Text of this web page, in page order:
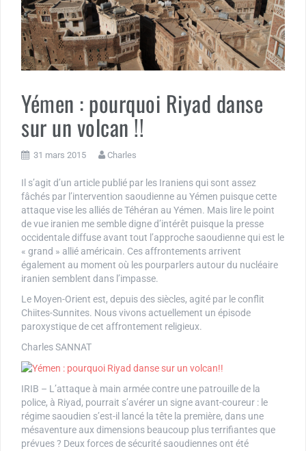
Yémen : pourquoi Riyad danse
sur un volcan !!
31 mars 2015 Charles
Il s’agit d’un article publié par les Iraniens qui sont assez
fâchés par l’intervention saoudienne au Yémen puisque cette
attaque vise les alliés de Téhéran au Yémen. Mais lire le point
de vue iranien me semble digne d’intérêt puisque la presse
occidentale diffuse avant tout l’approche saoudienne qui est le
« grand » allié américain. Ces affrontements arrivent
également au moment où les pourparlers autour du nucléaire
iranien semblent dans l’impasse.
Le Moyen-Orient est, depuis des siècles, agité par le conflit
Chiites-Sunnites. Nous vivons actuellement un épisode
paroxystique de cet affrontement religieux.
Charles SANNAT
IRIB – L’attaque à main armée contre une patrouille de la
police, à Riyad, pourrait s’avérer un signe avant-coureur : le
régime saoudien s’est-il lancé la tête la première, dans une
mésaventure aux dimensions beaucoup plus terrifiantes que
prévues ? Deux forces de sécurité saoudiennes ont été